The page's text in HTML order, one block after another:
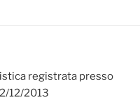
registrata presso
12/2013